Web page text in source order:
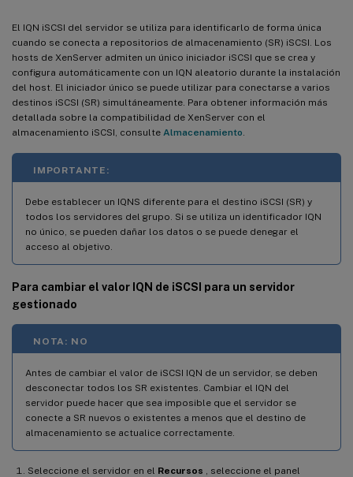
El IQN iSCSI del servidor se utiliza para identificarlo de forma única
cuando se conecta a repositorios de almacenamiento (SR) iSCSI. Los
hosts de XenServer admiten un único iniciador iSCSI que se crea y
configura automáticamente con un IQN aleatorio durante la instalación
del host. El iniciador único se puede utilizar para conectarse a varios
destinos iSCSI (SR) simultáneamente. Para obtener información más
detallada sobre la compatibilidad de XenServer con el
almacenamiento iSCSI, consulte Almacenamiento
IMPORTANTE:
Debe establecer un IQNS diferente para el destino iSCSI (SR) y
todos los servidores del grupo. Si se utiliza un identificador IQN
no único, se pueden dañar los datos o se puede denegar el
acceso al objetivo.
Para cambiar el valor IQN de iSCSI para un servidor
gestionado
NOTA: NO
Antes de cambiar el valor de iSCSI IQN de un servidor, se deben
desconectar todos los SR existentes. Cambiar el IQN del
servidor puede hacer que sea imposible que el servidor se
conecte a SR nuevos o existentes a menos que el destino de
almacenamiento se actualice correctamente.
Seleccione el servidor en el Recursos , seleccione el panel